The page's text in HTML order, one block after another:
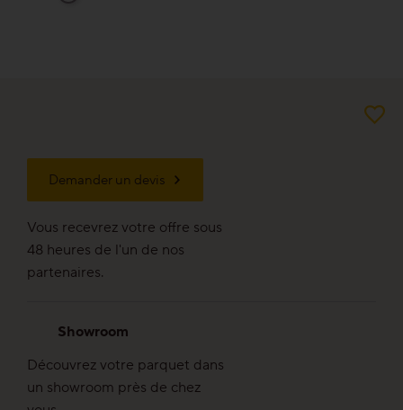
Aspekt lames
Aspekt lamelles
Professionnel
Demander un devis
Vous recevrez votre offre sous
48 heures de l'un de nos
partenaires.
Showroom
Découvrez votre parquet dans
un showroom près de chez